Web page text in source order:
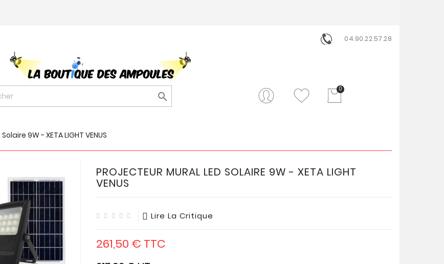
04.90.22.57.28
0

9W - XETA LIGHT VENUS
PROJECTEUR MURAL LED SOLAIRE 9W - XETA LIGHT
VENUS
Lire La Critique
261,50 € TTC